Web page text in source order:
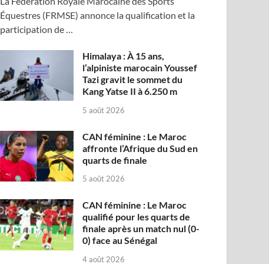
Équestres (FRMSE) annonce la qualification et la
participation de …
Himalaya : À 15 ans,
l’alpiniste marocain Youssef
Tazi gravit le sommet du
Kang Yatse II à 6.250 m
5 août 2026
CAN féminine : Le Maroc
affronte l’Afrique du Sud en
quarts de finale
5 août 2026
CAN féminine : Le Maroc
qualifié pour les quarts de
finale après un match nul (0-
0) face au Sénégal
4 août 2026